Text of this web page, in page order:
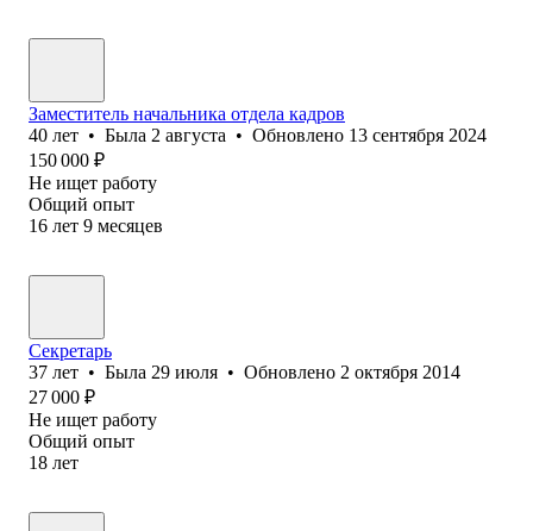
Заместитель начальника отдела кадров
40 лет • Была 2 августа • Обновлено 13 сентября 2024
150 000 ₽
Не ищет работу
Общий опыт
16 лет 9 месяцев
Секретарь
37 лет • Была 29 июля • Обновлено 2 октября 2014
27 000 ₽
Не ищет работу
Общий опыт
18 лет